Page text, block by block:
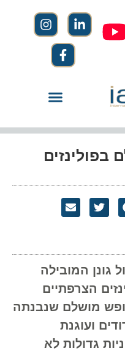
בפולינזים
גונן המובילה
הצרפתיים
מושלם שנבנתה
ועוגנת
גדולות לא